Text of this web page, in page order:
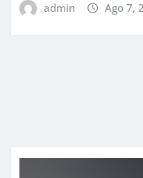
admin Ago 7,